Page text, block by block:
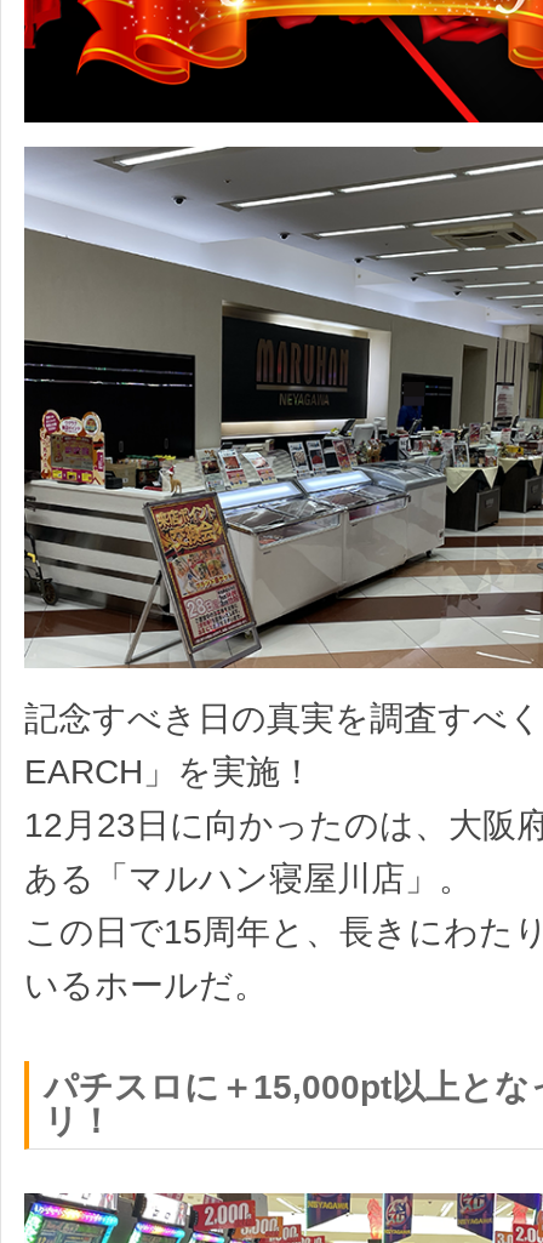
記念すべき日の真実を調査すべ
EARCH」を実施！
12月23日に向かったのは、大阪
ある「マルハン寝屋川店」。
この日で15周年と、長きにわた
いるホールだ。
パチスロに＋15,000pt以上とな
リ！